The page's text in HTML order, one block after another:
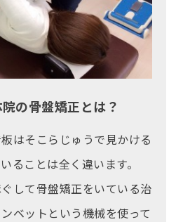
の骨盤矯正とは？
はそこらじゅうで見かける
ることは全く違います。
して骨盤矯正をいている治
ベットという機械を使って